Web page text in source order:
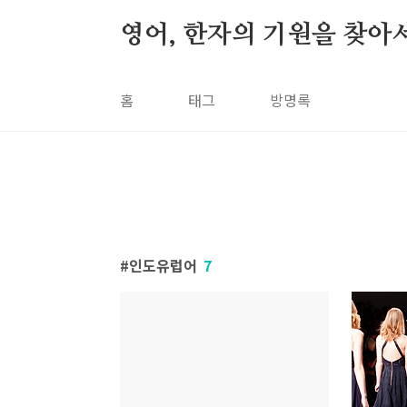
영어, 한자의 기원을 찾아
홈 태그 방명록
인도유럽어 7